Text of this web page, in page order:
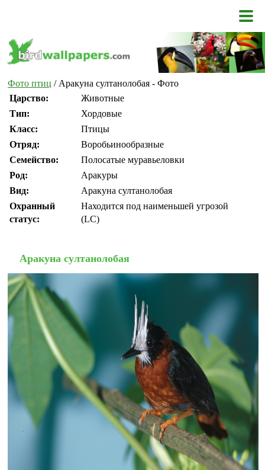
Фото птиц / Аракуна султанолобая - Фото
Царство:
Животные
Тип:
Хордовые
Класс:
Птицы
Отряд:
Воробьинообразные
Семейство:
Полосатые муравьеловки
Род:
Аракуры
Вид:
Аракуна султанолобая
Охранный
статус:
Находится под наименьшей угрозой
(LC)
Аракуна султанолобая